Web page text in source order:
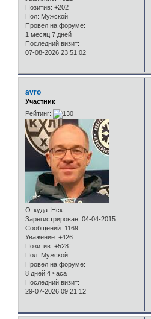
Позитив: +202
Пол: Мужской
Провел на форуме:
1 месяц 7 дней
Последний визит:
07-08-2026 23:51:02
avro
Участник
Рейтинг:
Откуда: Нск
Зарегистрирован: 04-04-2015
Сообщений: 1169
Уважение: +426
Позитив: +528
Пол: Мужской
Провел на форуме:
8 дней 4 часа
Последний визит:
29-07-2026 09:21:12